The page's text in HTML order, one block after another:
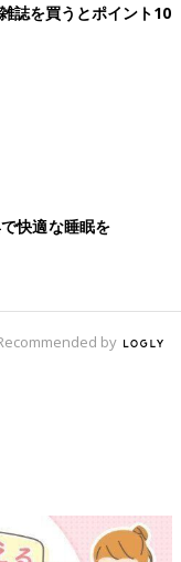
誌を買うとポイント10
快適な睡眠を
by